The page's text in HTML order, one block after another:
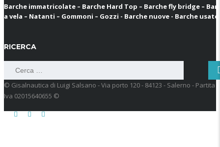
Barche immatricolate – Barche Hard Top – Barche fly bridge –
a vela – Natanti – Gommoni – Gozzi - Barche nuove - Barche usate
RICERCA
Ricerca
© Gisalnautica di Luigi Salsano - Via porto 120 - 84123 - Salerno - Partita
Iva 02015640655 ©